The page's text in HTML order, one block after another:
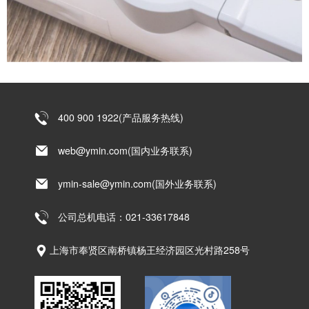
400 900 1922(产品服务热线)
web@ymin.com(国内业务联系)
ymin-sale@ymin.com(国外业务联系)
公司总机电话：021-33617848
上海市奉贤区南桥镇杨王经济园区光村路258号